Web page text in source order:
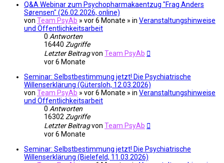
Q&A Webinar zum Psychopharmakaentzug "Frag Anders
Sørensen" (26.02.2026, online)
von Team PsyAb » vor 6 Monate » in Veranstaltungshinweise
und Öffentlichkeitsarbeit
0 Antworten
16440 Zugriffe
Letzter Beitragvon Team PsyAb
vor 6 Monate
Seminar: Selbstbestimmung jetzt! Die Psychiatrische
Willenserklärung (Gütersloh, 12.03.2026)
von Team PsyAb » vor 6 Monate » in Veranstaltungshinweise
und Öffentlichkeitsarbeit
0 Antworten
16302 Zugriffe
Letzter Beitragvon Team PsyAb
vor 6 Monate
Seminar: Selbstbestimmung jetzt! Die Psychiatrische
Willenserklärung (Bielefeld, 11.03.2026)